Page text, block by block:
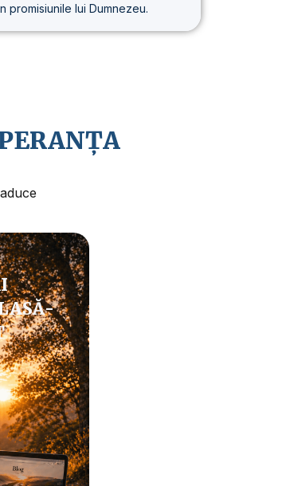
promisiunile lui Dumnezeu.